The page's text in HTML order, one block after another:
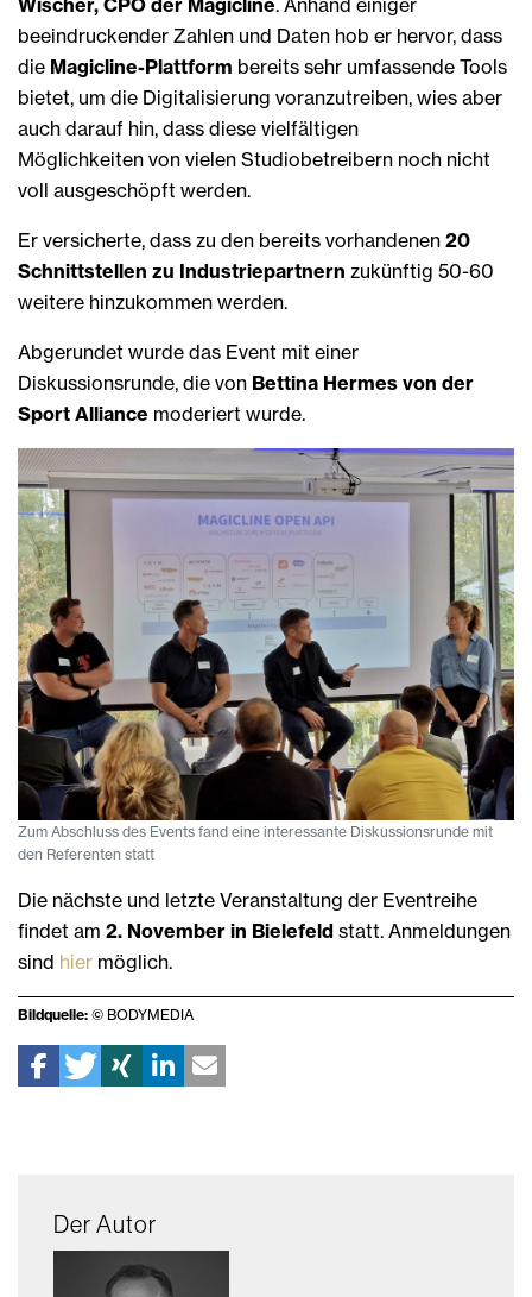
beeindruckender Zahlen und Daten hob er hervor, dass
die Magicline-Plattform bereits sehr umfassende Tools
bietet, um die Digitalisierung voranzutreiben, wies aber
auch darauf hin, dass diese vielfältigen
Möglichkeiten von vielen Studiobetreibern noch nicht
voll ausgeschöpft werden.
Er versicherte, dass zu den bereits vorhandenen 20
Schnittstellen zu Industriepartnern zukünftig 50-60
weitere hinzukommen werden.
Abgerundet wurde das Event mit einer
Diskussionsrunde, die von Bettina Hermes von der
Sport Alliance moderiert wurde.
Zum Abschluss des Events fand eine interessante Diskussionsrunde mit
den Referenten statt
Die nächste und letzte Veranstaltung der Eventreihe
findet am 2. November in Bielefeld statt. Anmeldungen
sind hier möglich.
Bildquelle: © BODYMEDIA
Der Autor